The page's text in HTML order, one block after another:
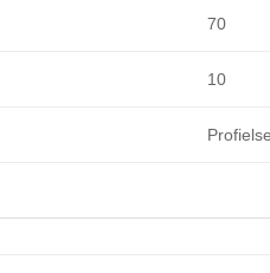
70
10